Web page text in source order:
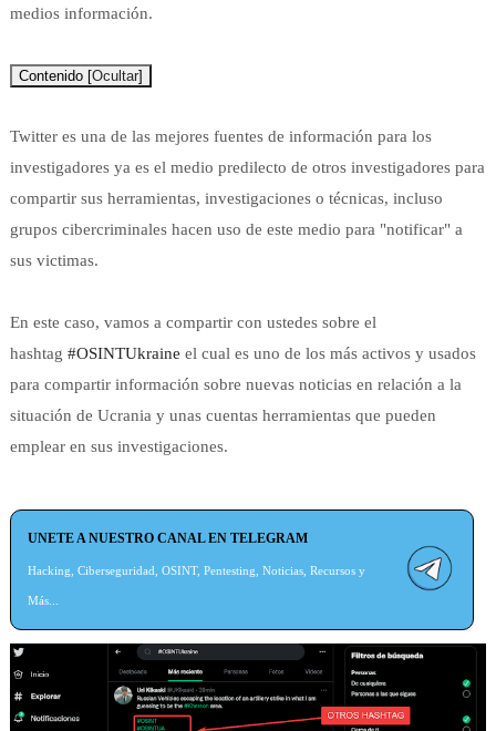
medios información.
Contenido [Ocultar]
Twitter es una de las mejores fuentes de información para los
investigadores ya es el medio predilecto de otros investigadores para
compartir sus herramientas, investigaciones o técnicas, incluso
grupos cibercriminales hacen uso de este medio para "notificar" a
sus victimas.
En este caso, vamos a compartir con ustedes sobre el
hashtag #OSINTUkraine el cual es uno de los más activos y usados
para compartir información sobre nuevas noticias en relación a la
situación de Ucrania y unas cuentas herramientas que pueden
emplear en sus investigaciones.
UNETE A NUESTRO CANAL EN TELEGRAM
Hacking, Ciberseguridad, OSINT, Pentesting, Noticias, Recursos y
Más...